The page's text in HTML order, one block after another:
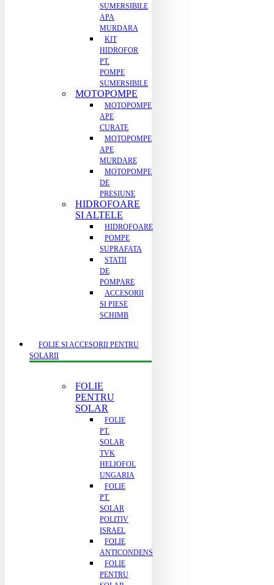
SUMERSIBILE
APA
MURDARA
KIT
HIDROFOR
PT.
POMPE
SUMERSIBILE
MOTOPOMPE
MOTOPOMPE
APE
CURATE
MOTOPOMPE
APE
MURDARE
MOTOPOMPE
DE
PRESIUNE
HIDROFOARE
SI ALTELE
HIDROFOARE
POMPE
SUPRAFATA
STATII
DE
POMPARE
ACCESORII
SI PIESE
SCHIMB
FOLIE SI ACCESORII PENTRU
SOLARII
FOLIE
PENTRU
SOLAR
FOLIE
PT.
SOLAR
TVK
HELIOFOL
UNGARIA
FOLIE
PT.
SOLAR
POLITIV
ISRAEL
FOLIE
ANTICONDENS
FOLIE
PENTRU